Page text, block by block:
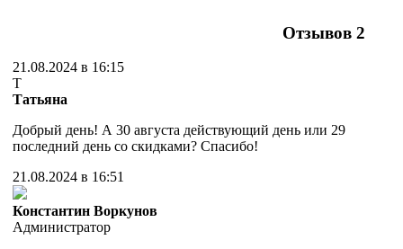
Отзывов 2
21.08.2024 в 16:15
Т
Татьяна
Добрый день! А 30 августа действующий день или 29
последний день со скидками? Спасибо!
21.08.2024 в 16:51
Константин Воркунов
Администратор